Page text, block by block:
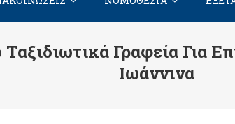
Γραφεία Για
Ιωάννινα